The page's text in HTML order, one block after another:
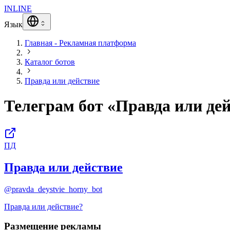
INLINE
Язык
Главная - Рекламная платформа
Каталог ботов
Правда или действие
Телеграм бот «Правда или
ПД
Правда или действие
@pravda_deystvie_horny_bot
Правда или действие?
Размещение рекламы